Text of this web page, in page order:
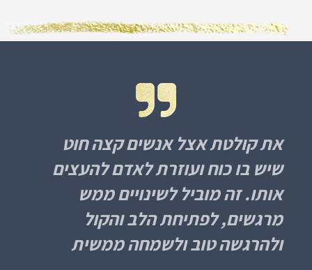
את קולטת אצל אנשים קצה חוט
שיש בו כוח ועוזרת לאדם להעצים
אותו. זה מוביל לשינויים ממש
מרגשים, לפתיחת הלב והקול
ולהרגשה טוב ולשמחה ממשית